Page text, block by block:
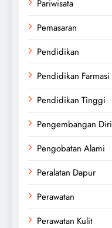
Pariwisata
Pemasaran
Pendidikan
Pendidikan Farmasi
Pendidikan Tinggi
Pengembangan Diri
Pengobatan Alami
Peralatan Dapur
Perawatan
Perawatan Kulit